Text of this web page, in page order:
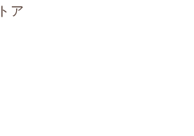
ア